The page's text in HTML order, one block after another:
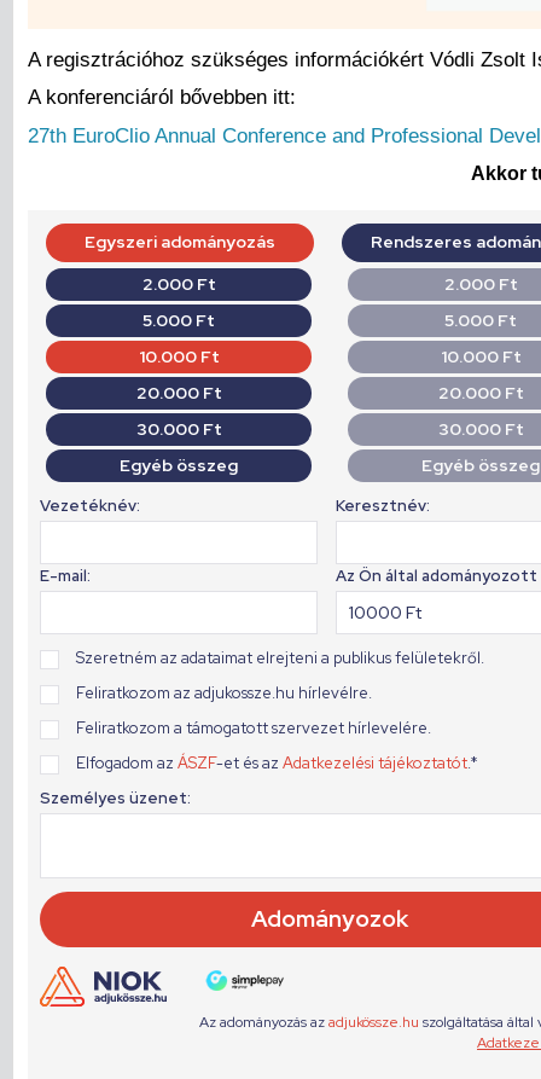
A regisztrációhoz szükséges információkért Vódli Zsolt
A konferenciáról bővebben itt:
27th EuroClio Annual Conference and Professional
Akkor